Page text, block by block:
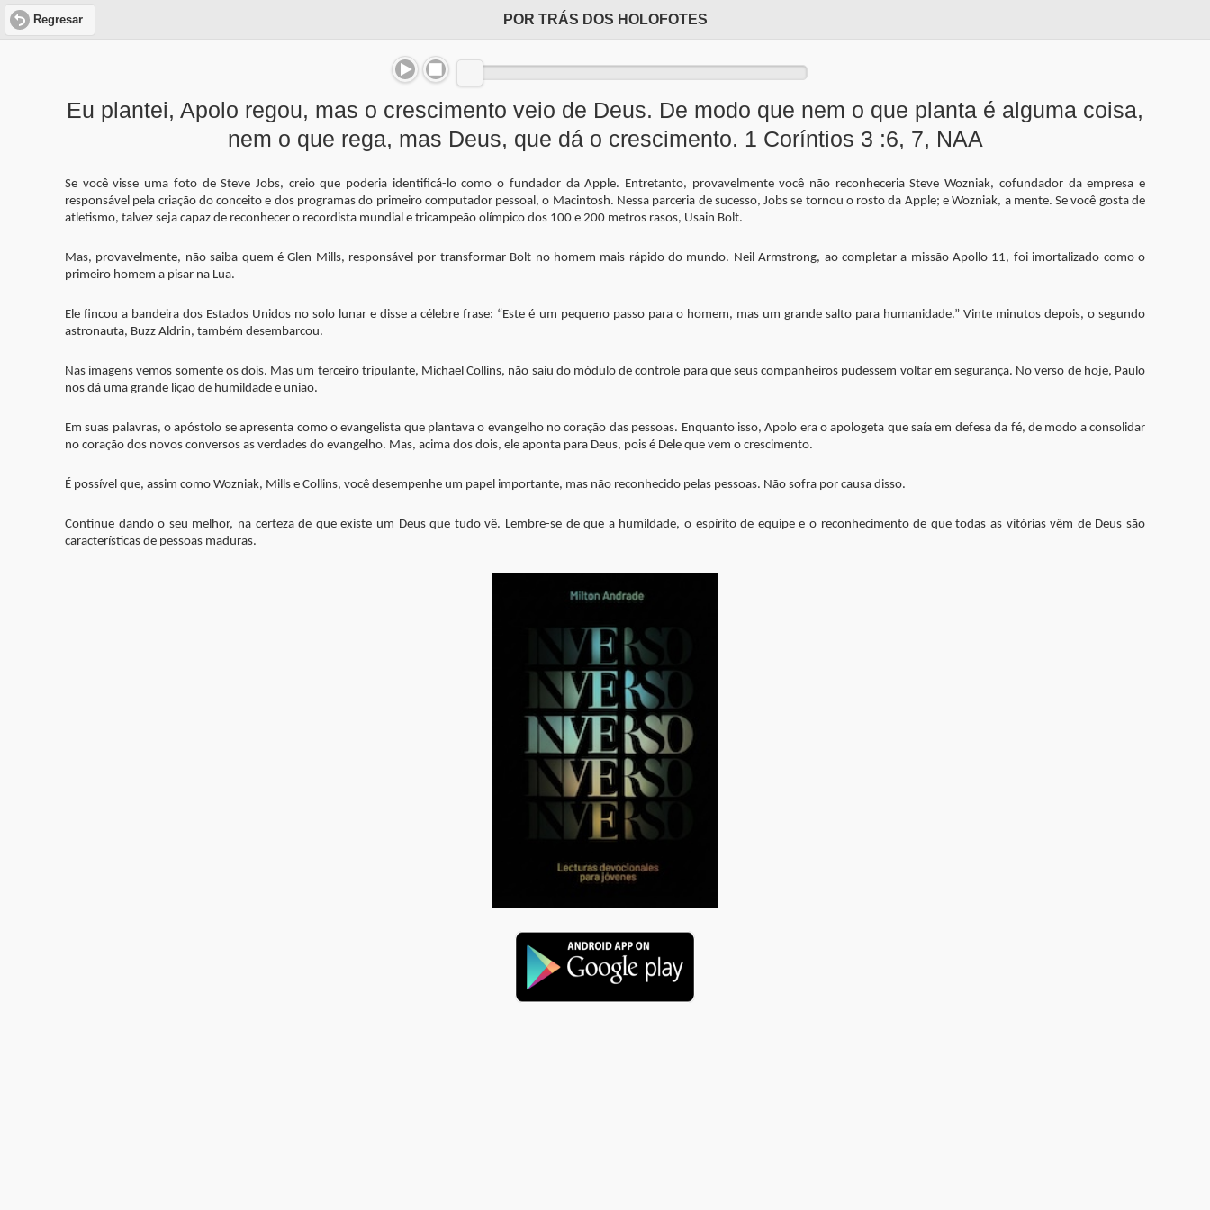
Regresar POR TRÁS DOS HOLOFOTES
Eu plantei, Apolo regou, mas o crescimento veio de Deus. De modo que nem o que planta é alguma coisa,
nem o que rega, mas Deus, que dá o crescimento. 1 Coríntios 3 :6, 7, NAA
Se você visse uma foto de Steve Jobs, creio que poderia identificá-lo como o fundador da Apple. Entretanto, provavelmente você não reconheceria Steve Wozniak, cofundador da empresa e
responsável pela criação do conceito e dos programas do primeiro computador pessoal, o Macintosh. Nessa parceria de sucesso, Jobs se tornou o rosto da Apple; e Wozniak, a mente. Se você gosta de
atletismo, talvez seja capaz de reconhecer o recordista mundial e tricampeão olímpico dos 100 e 200 metros rasos, Usain Bolt.
Mas, provavelmente, não saiba quem é Glen Mills, responsável por transformar Bolt no homem mais rápido do mundo. Neil Armstrong, ao completar a missão Apollo 11, foi imortalizado como o
primeiro homem a pisar na Lua.
Ele fincou a bandeira dos Estados Unidos no solo lunar e disse a célebre frase: “Este é um pequeno passo para o homem, mas um grande salto para humanidade.” Vinte minutos depois, o segundo
astronauta, Buzz Aldrin, também desembarcou.
Nas imagens vemos somente os dois. Mas um terceiro tripulante, Michael Collins, não saiu do módulo de controle para que seus companheiros pudessem voltar em segurança. No verso de hoje, Paulo
nos dá uma grande lição de humildade e união.
Em suas palavras, o apóstolo se apresenta como o evangelista que plantava o evangelho no coração das pessoas. Enquanto isso, Apolo era o apologeta que saía em defesa da fé, de modo a consolidar
no coração dos novos conversos as verdades do evangelho. Mas, acima dos dois, ele aponta para Deus, pois é Dele que vem o crescimento.
É possível que, assim como Wozniak, Mills e Collins, você desempenhe um papel importante, mas não reconhecido pelas pessoas. Não sofra por causa disso.
Continue dando o seu melhor, na certeza de que existe um Deus que tudo vê. Lembre-se de que a humildade, o espírito de equipe e o reconhecimento de que todas as vitórias vêm de Deus são
características de pessoas maduras.